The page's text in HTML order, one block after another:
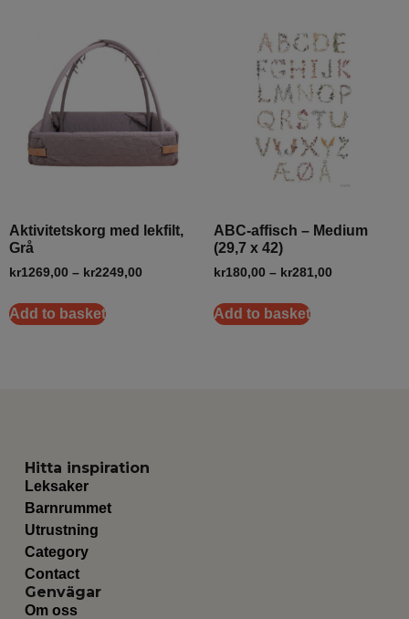
Aktivitetskorg med lekfilt,
Grå
kr1269,00 – kr2249,00
Add to basket
ABC-affisch – Medium
(29,7 x 42)
kr180,00 – kr281,00
Add to basket
Hitta inspiration
Leksaker
Barnrummet
Utrustning
Category
Contact
Genvägar
Om oss